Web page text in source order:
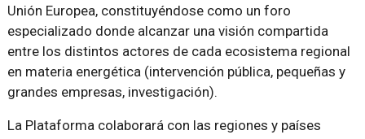
Unión Europea, constituyéndose como un foro
especializado donde alcanzar una visión compartida
entre los distintos actores de cada ecosistema regional
en materia energética (intervención pública, pequeñas y
grandes empresas, investigación).
La Plataforma colaborará con las regiones y países